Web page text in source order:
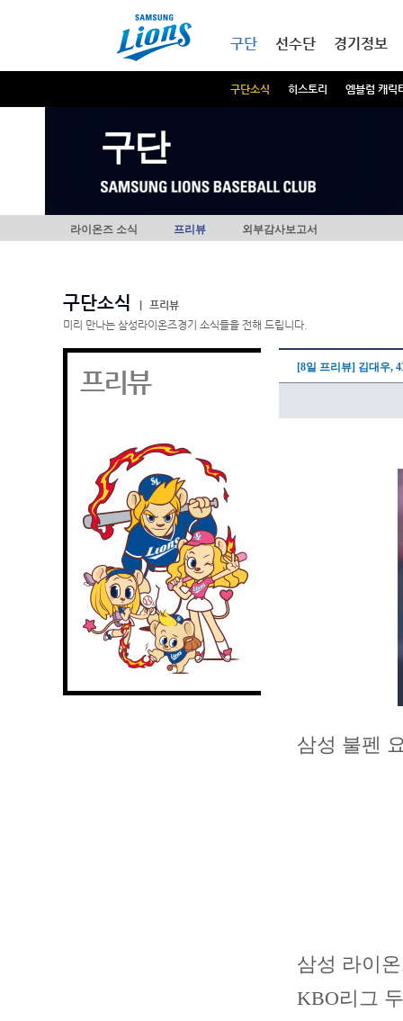
구단
구단소식 히스토리 엠블럼 캐릭
선수단 경기정보
구단
라이온즈 소식 프리뷰 외부감사보고서
구단소식
프리뷰
미리 만나는 삼성라이온즈경기 소식들을 전해 드립니다.
프리뷰 [8일 프리뷰] 김대우,
삼성 불펜
삼성 라이
KBO리그